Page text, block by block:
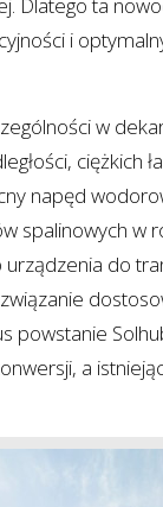
i
w
ciężkich
napęd
spalinowych w
do
powstanie
a